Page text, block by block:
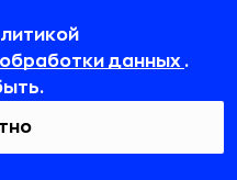
часто
попаданию в
обработки данных .